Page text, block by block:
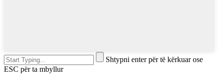
Shtypni enter për të kërkuar ose
ESC për ta mbyllur